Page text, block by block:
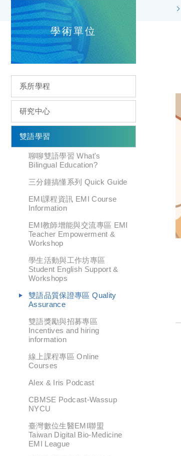
學術單位
系所學程
研究中心
雙語學習
聊聊雙語學習 What's
Bilingual Education?
三分鐘搞懂系列 Quick Guide
EMI課程資訊 EMI Course
Information
EMI教師增能與交流專區 EMI
Teacher Empowerment &
Workshop
學生活動與工作坊專區
Student English Support &
Workshops
雙語品質保證專區 Quality
Assurance
雙語獎勵與招募專區
Incentives and hiring
information
線上課程專區 Online
Courses
Alex & Iris Podcast
CBMSE Podcast-Wassup
NYCU
臺灣數位生醫EMI聯盟
Taiwan Digital Bio-Medicine
EMI League